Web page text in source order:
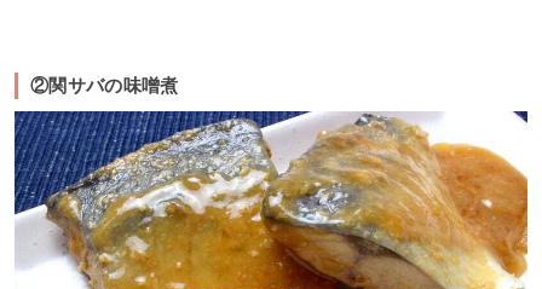
②関サバの味噌煮